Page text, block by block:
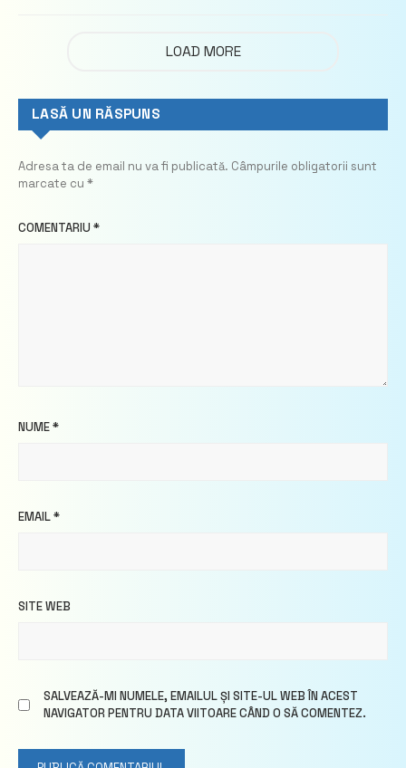
LOAD MORE
LASĂ UN RĂSPUNS
Adresa ta de email nu va fi publicată. Câmpurile obligatorii sunt
marcate cu *
COMENTARIU *
NUME*
EMAIL*
SITE WEB
SALVEAZĂ-MI NUMELE, EMAILUL ȘI SITE-UL WEB ÎN ACEST
NAVIGATOR PENTRU DATA VIITOARE CÂND O SĂ COMENTEZ.